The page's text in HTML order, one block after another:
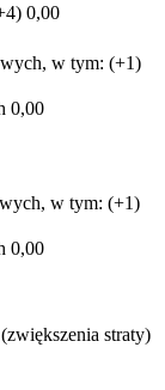
0,00
w tym: (+1)
0,00
w tym: (+1)
0,00
straty)